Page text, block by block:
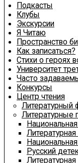
Подкасты
Клубы
Экскурсии
Я Читаю
Пространство
Как записаться?
Стихи о героях
Университет
Часто
Конкурсы
Центр чтения
Литературный
Литературные
Русский